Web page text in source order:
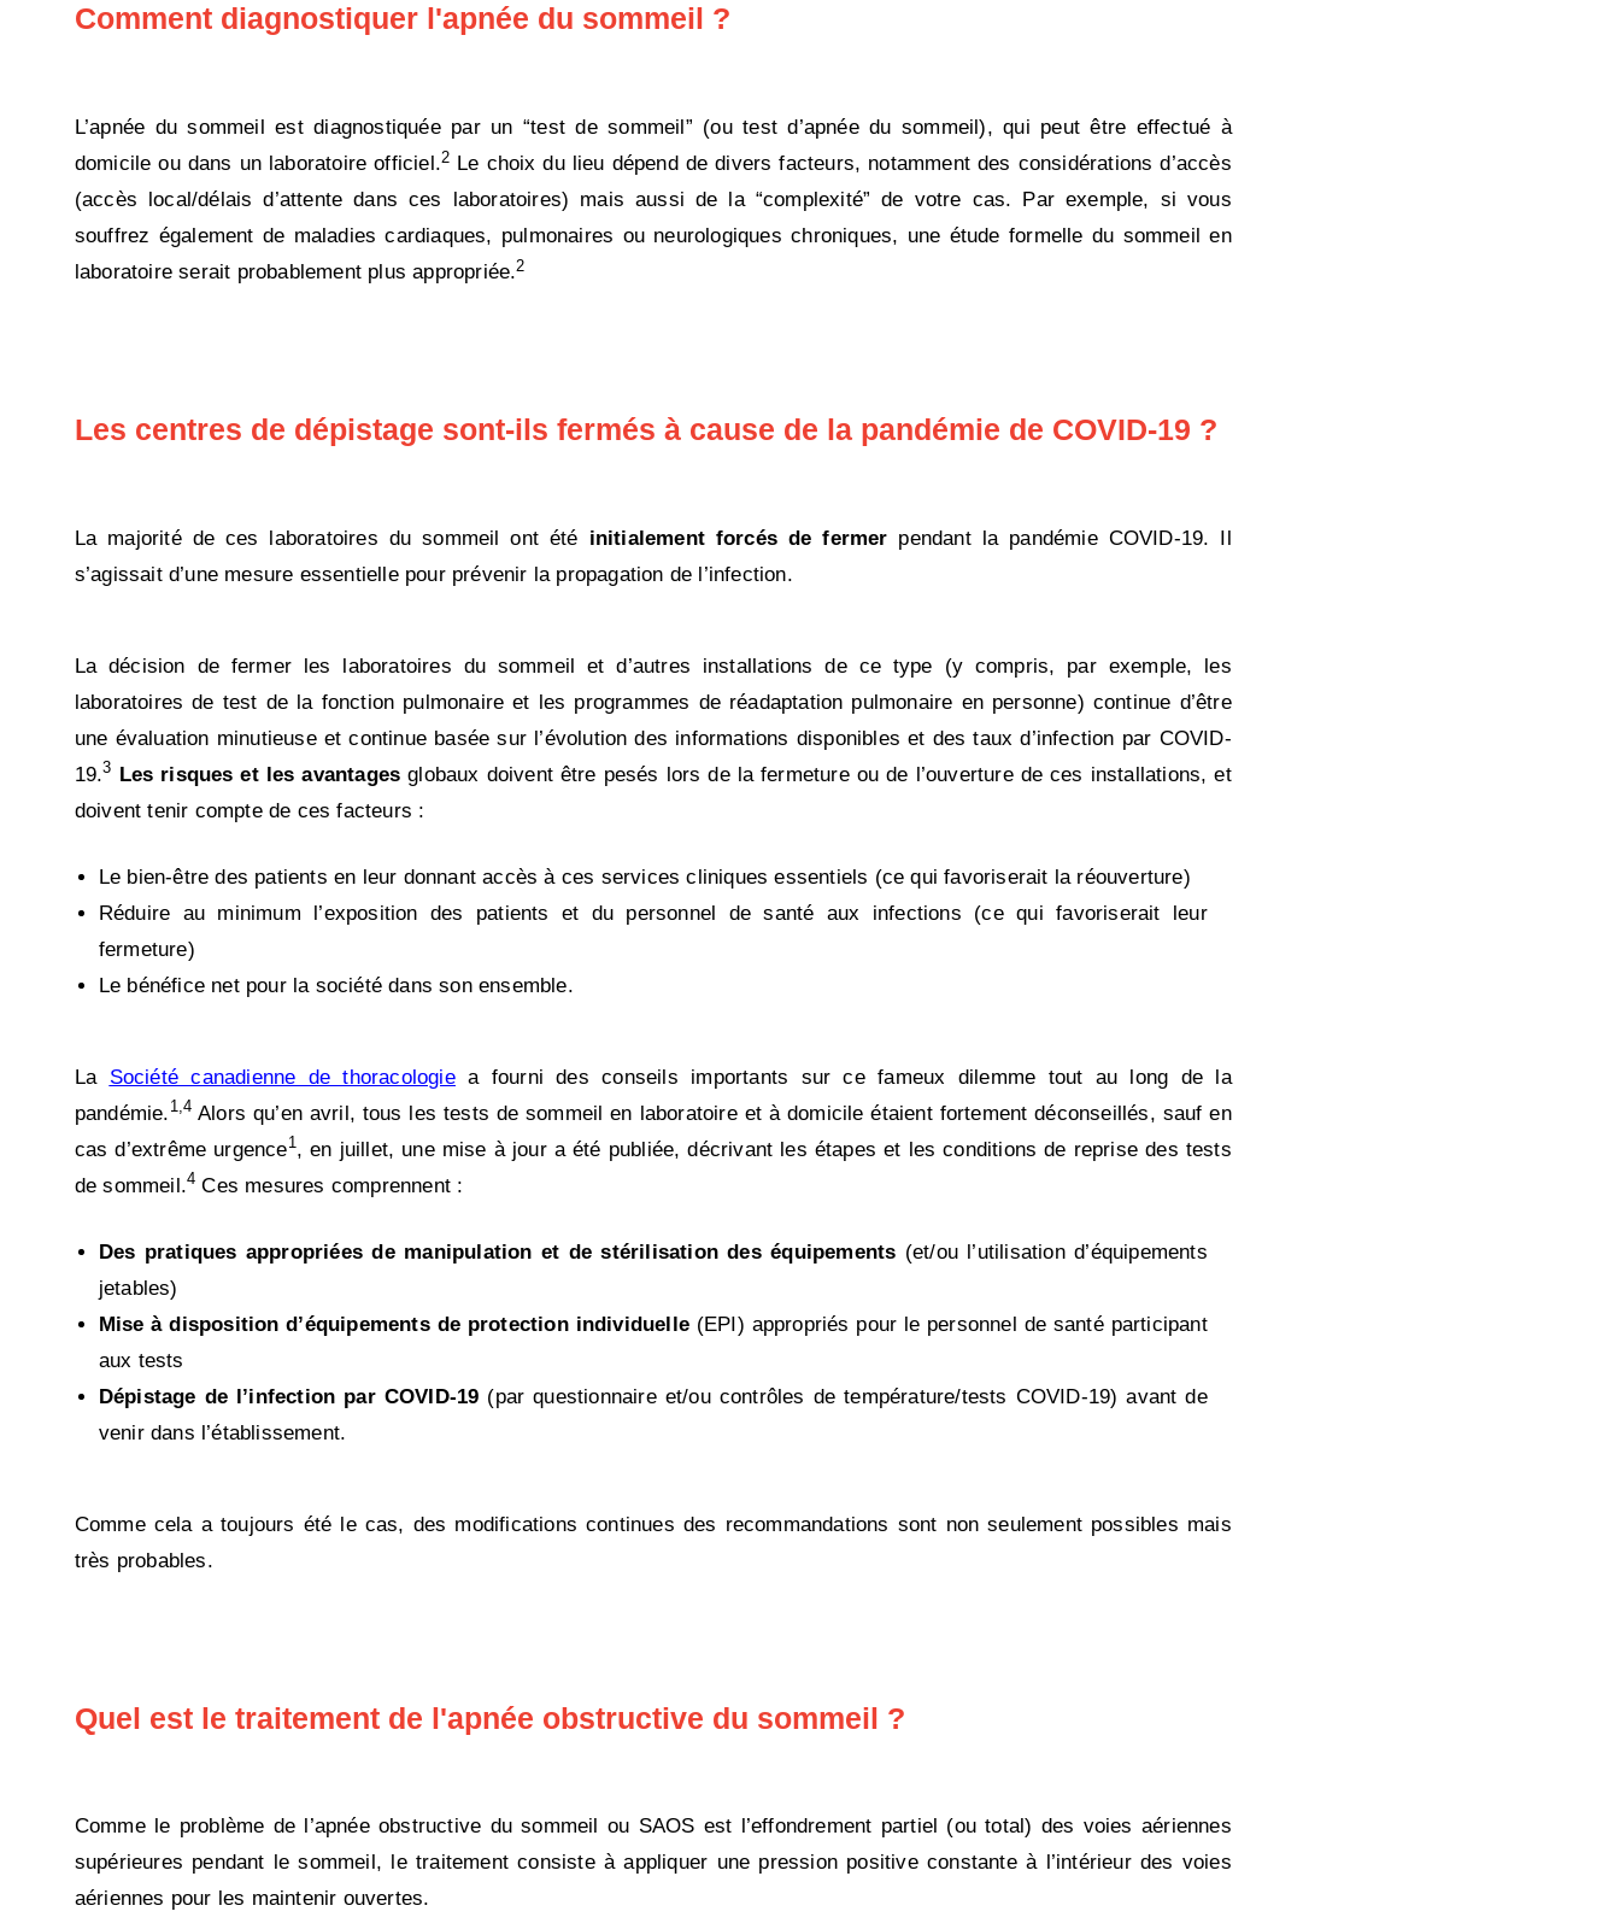
Comment diagnostiquer l'apnée du sommeil ?
L’apnée du sommeil est diagnostiquée par un “test de sommeil” (ou test d’apnée du sommeil), qui peut être effectué à
domicile ou dans un laboratoire officiel.2 Le choix du lieu dépend de divers facteurs, notamment des considérations d’accès
(accès local/délais d’attente dans ces laboratoires) mais aussi de la “complexité” de votre cas. Par exemple, si vous
souffrez également de maladies cardiaques, pulmonaires ou neurologiques chroniques, une étude formelle du sommeil en
laboratoire serait probablement plus appropriée.2
Les centres de dépistage sont-ils fermés à cause de la pandémie de COVID-19 ?
La majorité de ces laboratoires du sommeil ont été initialement forcés de fermer pendant la pandémie COVID-19. Il
s’agissait d’une mesure essentielle pour prévenir la propagation de l’infection.
La décision de fermer les laboratoires du sommeil et d’autres installations de ce type (y compris, par exemple, les
laboratoires de test de la fonction pulmonaire et les programmes de réadaptation pulmonaire en personne) continue d’être
une évaluation minutieuse et continue basée sur l’évolution des informations disponibles et des taux d’infection par COVID-
19.3 Les risques et les avantages globaux doivent être pesés lors de la fermeture ou de l’ouverture de ces installations, et
doivent tenir compte de ces facteurs :
Le bien-être des patients en leur donnant accès à ces services cliniques essentiels (ce qui favoriserait la réouverture)
Réduire au minimum l’exposition des patients et du personnel de santé aux infections (ce qui favoriserait leur
fermeture)
Le bénéfice net pour la société dans son ensemble.
La Société canadienne de thoracologiea fourni des conseils importants sur ce fameux dilemme tout au long de la
pandémie. 1,4 Alors qu’en avril, tous les tests de sommeil en laboratoire et à domicile étaient fortement déconseillés, sauf en
cas d’extrême urgence1, en juillet, une mise à jour a été publiée, décrivant les étapes et les conditions de reprise des tests
de sommeil.4 Ces mesures comprennent :
Des pratiques appropriées de manipulation et de stérilisation des équipements (et/ou l’utilisation d’équipements
jetables)
Mise à disposition d’équipements de protection individuelle (EPI) appropriés pour le personnel de santé participant
aux tests
Dépistage de l’infection par COVID-19 (par questionnaire et/ou contrôles de température/tests COVID-19) avant de
venir dans l’établissement.
Comme cela a toujours été le cas, des modifications continues des recommandations sont non seulement possibles mais
très probables.
Quel est le traitement de l'apnée obstructive du sommeil ?
Comme le problème de l’apnée obstructive du sommeil ou SAOS est l’effondrement partiel (ou total) des voies aériennes
supérieures pendant le sommeil, le traitement consiste à appliquer une pression positive constante à l’intérieur des voies
aériennes pour les maintenir ouvertes.